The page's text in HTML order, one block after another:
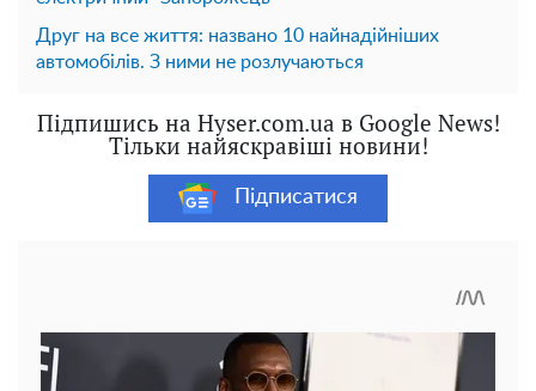
Друг на все життя: названо 10 найнадійніших
автомобілів. З ними не розлучаються
Підпишись на Hyser.com.ua в Google News!
Тільки найяскравіші новини!
Підписатися